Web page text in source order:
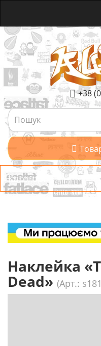
+38
Категорії
Наклейка
Dead» (Арт.: